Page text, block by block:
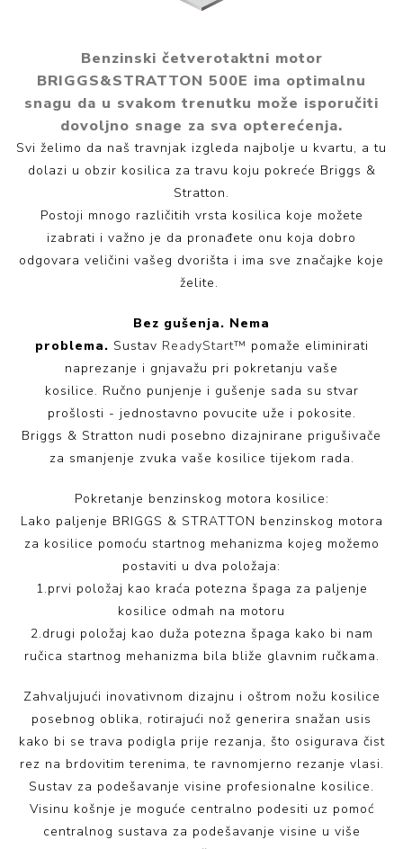
Benzinski četverotaktni motor
BRIGGS&STRATTON 500E ima optimalnu
snagu da u svakom trenutku može isporučiti
dovoljno snage za sva opterećenja.
Svi želimo da naš travnjak izgleda najbolje u kvartu, a tu
dolazi u obzir kosilica za travu koju pokreće Briggs &
Stratton.
Postoji mnogo različitih vrsta kosilica koje možete
izabrati i važno je da pronađete onu koja dobro
odgovara veličini vašeg dvorišta i ima sve značajke koje
želite.
Bez gušenja. Nema
problema. Sustav ReadyStart™ pomaže eliminirati
naprezanje i gnjavažu pri pokretanju vaše
kosilice. Ručno punjenje i gušenje sada su stvar
prošlosti - jednostavno povucite uže i pokosite.
Briggs & Stratton nudi posebno dizajnirane prigušivače
za smanjenje zvuka vaše kosilice tijekom rada.
Pokretanje benzinskog motora kosilice:
Lako paljenje BRIGGS & STRATTON benzinskog motora
za kosilice pomoću startnog mehanizma kojeg možemo
postaviti u dva položaja:
1.prvi položaj kao kraća potezna špaga za paljenje
kosilice odmah na motoru
2.drugi položaj kao duža potezna špaga kako bi nam
ručica startnog mehanizma bila bliže glavnim ručkama.
Zahvaljujući inovativnom dizajnu i oštrom nožu kosilice
posebnog oblika, rotirajući nož generira snažan usis
kako bi se trava podigla prije rezanja, što osigurava čist
rez na brdovitim terenima, te ravnomjerno rezanje vlasi.
Sustav za podešavanje visine profesionalne kosilice.
Visinu košnje je moguće centralno podesiti uz pomoć
centralnog sustava za podešavanje visine u više